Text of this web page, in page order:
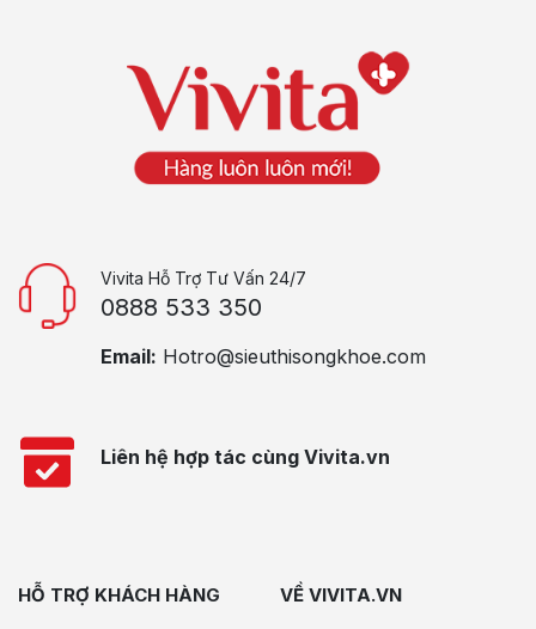
Vivita Hỗ Trợ Tư Vấn 24/7
0888 533 350
Email: Hotro@sieuthisongkhoe.com
Liên hệ hợp tác cùng Vivita.vn
HỖ TRỢ KHÁCH HÀNG VỀ VIVITA.VN